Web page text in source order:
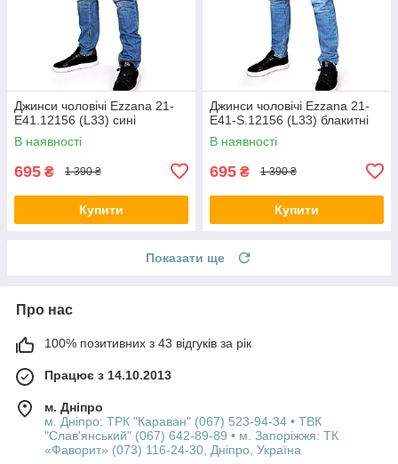
Джинси чоловічі Ezzana 21-
E41.12156 (L33) сині
В наявності
695 ₴ 1 390 ₴
Купити
Джинси чоловічі Ezzana 21-
E41-S.12156 (L33) блакитні
В наявності
695 ₴ 1 390 ₴
Купити
Показати ще
Про нас
100% позитивних з 43 відгуків за рік
Працює з 14.10.2013
м. Дніпро
м. Дніпро: ТРК "Караван" (067) 523-94-34 • ТВК
"Слав'янський" (067) 642-89-89 • м. Запоріжжя: ТК
«Фаворит» (073) 116-24-30, Дніпро, Україна